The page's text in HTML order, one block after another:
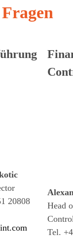
20808
Head
Tel.